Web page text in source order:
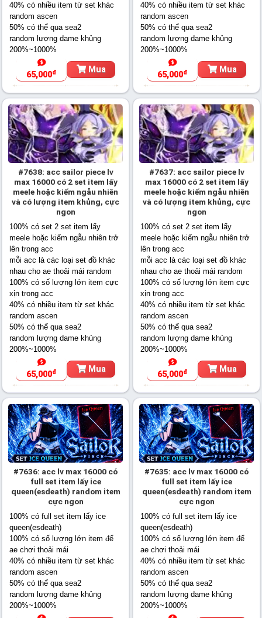
40% có nhiều item từ set khác
random ascen
50% có thể qua sea2
random lượng dame khủng
200%~1000%
65,000đ Mua
40% có nhiều item từ set khác
random ascen
50% có thể qua sea2
random lượng dame khủng
200%~1000%
65,000đ Mua
#7638: acc sailor piece lv
max 16000 có 2 set item lấy
meele hoặc kiếm ngẫu nhiên
và có lượng item khủng, cực
ngon
100% có set 2 set item lấy
meele hoặc kiếm ngẫu nhiên trở
lên trong acc
mỗi acc là các loại set đồ khác
nhau cho ae thoải mái random
100% có số lượng lớn item cực
xịn trong acc
40% có nhiều item từ set khác
random ascen
50% có thể qua sea2
random lượng dame khủng
200%~1000%
65,000đ Mua
#7637: acc sailor piece lv
max 16000 có 2 set item lấy
meele hoặc kiếm ngẫu nhiên
và có lượng item khủng, cực
ngon
100% có set 2 set item lấy
meele hoặc kiếm ngẫu nhiên trở
lên trong acc
mỗi acc là các loại set đồ khác
nhau cho ae thoải mái random
100% có số lượng lớn item cực
xịn trong acc
40% có nhiều item từ set khác
random ascen
50% có thể qua sea2
random lượng dame khủng
200%~1000%
65,000đ Mua
#7636: acc lv max 16000 có
full set item lấy ice
queen(esdeath) random item
cực ngon
100% có full set item lấy ice
queen(esdeath)
100% có số lượng lớn item để
ae chơi thoải mái
40% có nhiều item từ set khác
random ascen
50% có thể qua sea2
random lượng dame khủng
200%~1000%
#7635: acc lv max 16000 có
full set item lấy ice
queen(esdeath) random item
cực ngon
100% có full set item lấy ice
queen(esdeath)
100% có số lượng lớn item để
ae chơi thoải mái
40% có nhiều item từ set khác
random ascen
50% có thể qua sea2
random lượng dame khủng
200%~1000%